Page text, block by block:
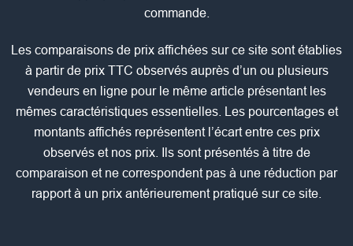
commande.
Les comparaisons de prix affichées sur ce site sont établies
à partir de prix TTC observés auprès d’un ou plusieurs
vendeurs en ligne pour le même article présentant les
mêmes caractéristiques essentielles. Les pourcentages et
montants affichés représentent l’écart entre ces prix
observés et nos prix. Ils sont présentés à titre de
comparaison et ne correspondent pas à une réduction par
rapport à un prix antérieurement pratiqué sur ce site.